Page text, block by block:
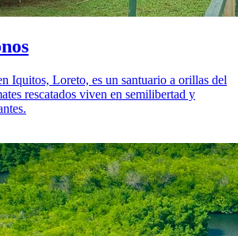
Iquitos, Loreto, es un santuario a orillas del
rescatados viven en semilibertad y